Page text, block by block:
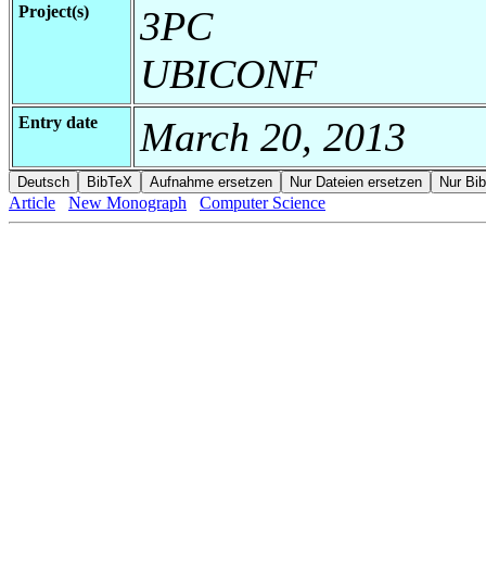
Project(s)
3PC
UBICONF
Entry date March 20, 2013
Article New Monograph Computer Science